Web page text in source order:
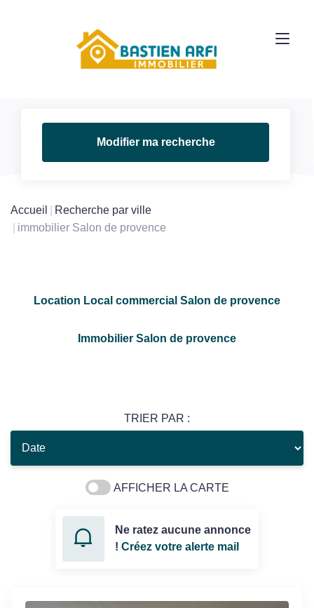
Modifier ma recherche
Accueil
Recherche par ville
immobilier Salon de provence
Location Local commercial Salon de provence
Immobilier Salon de provence
TRIER PAR :
AFFICHER LA CARTE
Ne ratez aucune annonce
! Créez votre alerte mail